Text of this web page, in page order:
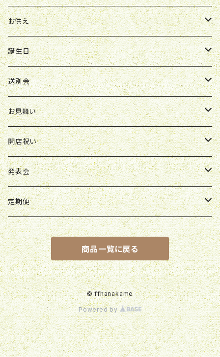
お供え
アレンジ
ボックスアレンジ
花束
アレンジ
ボックスアレンジ
胡蝶蘭鉢
スタンド花
お供え
花束
アレンジ
誕生日
花束
アレンジ
ボックスアレンジ
スタンド花
送別会
花束
アレンジ
ボックスアレンジ
お見舞い
花束
アレンジ
ボックスアレンジ
開店祝い
アレンジ
スタンド花
観葉植物
胡蝶蘭鉢
発表会
アレンジ
花束
スタンド花
定期便
花束
商品一覧に戻る
© ffhanakame
Powered by